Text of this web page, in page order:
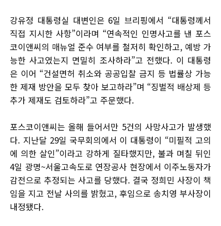
강유정 대통령실 대변인은 6일 브리핑에서 “대통령께서
직접 지시한 사항”이라며 “연속적인 인명사고를 낸 포스
코이앤씨의 매뉴얼 준수 여부를 철저히 확인하고, 예방 가
능한 사고였는지 면밀히 조사하라”고 전했다. 이 대통령
은 이어 “건설면허 취소와 공공입찰 금지 등 법률상 가능
한 제재 방안을 모두 찾아 보고하라”며 “징벌적 배상제 등
추가 제재도 검토하라”고 주문했다.
포스코이앤씨는 올해 들어서만 5건의 사망사고가 발생했
다. 지난달 29일 국무회의에서 이 대통령이 “미필적 고의
에 의한 살인”이라고 강하게 질타했지만, 불과 며칠 뒤인
4일 광명~서울고속도로 연장공사 현장에서 이주노동자가
감전으로 추정되는 사고를 당했다. 결국 정희민 사장이 책
임을 지고 전날 사의를 밝혔고, 후임으로 송치영 부사장이
내정됐다.